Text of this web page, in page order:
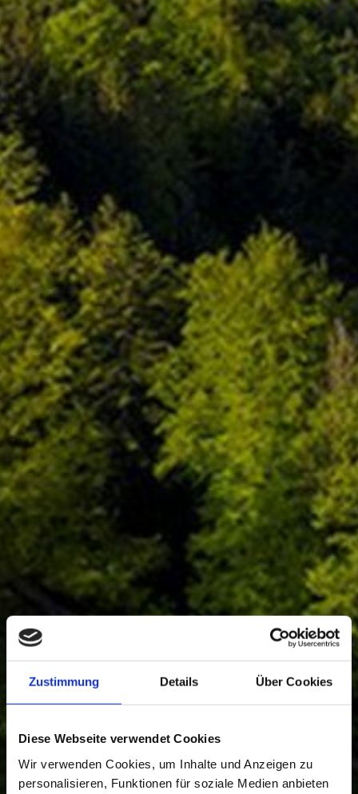
Zustimmung Details Über Cookies
Diese Webseite verwendet Cookies
Wir verwenden Cookies, um Inhalte und Anzeigen zu
personalisieren, Funktionen für soziale Medien anbieten